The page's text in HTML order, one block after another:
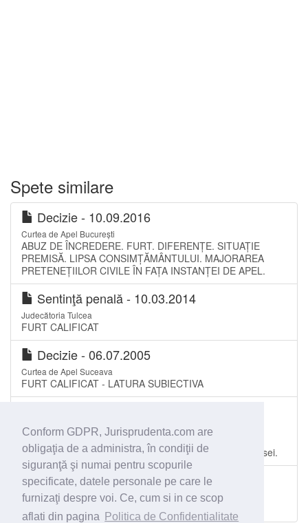
Conform GDPR, Jurisprudenta.com are
obligaţia de a administra, în condiţii de
siguranţă şi numai pentru scopurile
specificate, datele personale pe care le
furnizaţi despre voi. Ce, cum si in ce scop
aflati din pagina
Politica de Confidentialitate
Spete similare
Decizie - 10.09.2016
Curtea de Apel București
ABUZ DE ÎNCREDERE. FURT. DIFERENȚE. SITUAȚIE
PREMISĂ. LIPSA CONSIMȚĂMÂNTULUI. MAJORAREA
PRETENEȚIILOR CIVILE ÎN FAȚA INSTANȚEI DE APEL.
Sentinţă penală - 10.03.2014
Judecătoria Tulcea
FURT CALIFICAT
Decizie - 06.07.2005
Curtea de Apel Suceava
FURT CALIFICAT - LATURA SUBIECTIVA
Judecătoria Sectorul 3 București
Furt calificat comis într-un mijloc de transport in comun.
recunoaşterea faptei. Individualizarea judiciara a pedepsei.
Sentinţă penală - 13.09.2010
Judecătoria Buhuși
Furtul calificat